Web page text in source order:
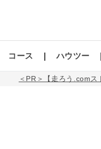
コース ハウツー
＜PR＞【走ろう.com